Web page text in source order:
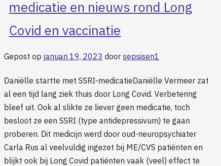
medicatie en nieuws rond Long
Covid en vaccinatie
Gepost op januari 19, 2023 door sepsisen1
Daniëlle startte met SSRI-medicatieDaniëlle Vermeer zat
al een tijd lang ziek thuis door Long Covid. Verbetering
bleef uit. Ook al slikte ze liever geen medicatie, toch
besloot ze een SSRI (type antidepressivum) te gaan
proberen. Dit medicijn werd door oud-neuropsychiater
Carla Rus al veelvuldig ingezet bij ME/CVS patiënten en
blijkt ook bij Long Covid patiënten vaak (veel) effect te